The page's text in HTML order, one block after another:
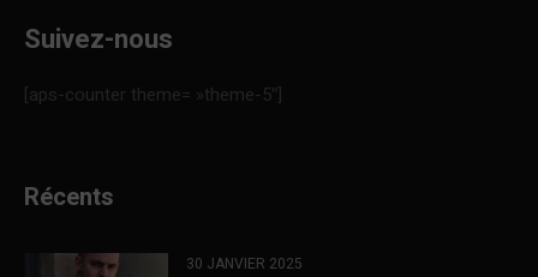
Suivez-nous
[aps-counter theme= »theme-5″]
Récents
30 JANVIER 2025